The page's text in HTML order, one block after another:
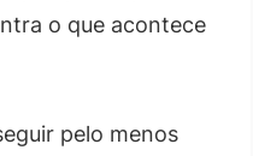
o que acontece
pelo menos